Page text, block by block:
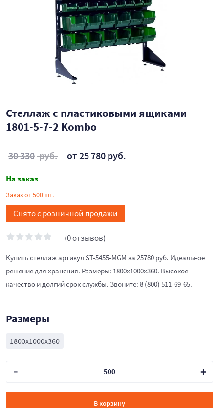
Стеллаж с пластиковыми ящиками
1801-5-7-2 Kombo
30 330 руб. от 25 780 руб.
На заказ
Заказ от 500 шт.
Снято с розничной продажи
(0 отзывов)
Купить стеллаж артикул ST-5455-MGM за 25780 руб. Идеальное
решение для хранения. Размеры: 1800x1000x360. Высокое
качество и долгий срок службы. Звоните: 8 (800) 511-69-65.
Размеры
1800x1000x360
В корзину